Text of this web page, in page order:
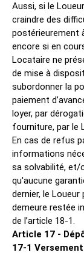
Aussi, si le
craindre des
postérieurement
encore si en
Locataire ne
de mise à
subordonner la
paiement
loyer, par
fourniture, par le
En cas de refus
informations
sa solvabilité, et/
qu'aucune
dernier, le
demeure restée
de l’article 18-1.
Article 17 -
17-1